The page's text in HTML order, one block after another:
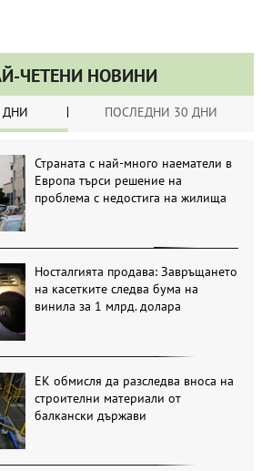
ЧЕТЕНИ НОВИНИ
ДНИ ПОСЛЕДНИ 30 ДНИ
Страната с най-много наематели в
Европа търси решение на
проблема с недостига на жилища
Носталгията продава: Завръщането
на касетките следва бума на
винила за 1 млрд. долара
ЕК обмисля да разследва вноса на
строителни материали от
балкански държави